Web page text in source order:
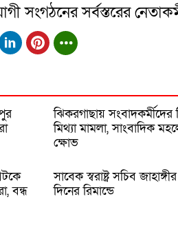
সংগঠনের সর্বস্তরের
ঝিকরগাছায় সংবাদকর্মীদের
মিথ্যা মামলা, সাংবাদিক
ক্ষোভ
বন্ধ
সাবেক স্বরাষ্ট্র সচিব
দিনের রিমান্ডে